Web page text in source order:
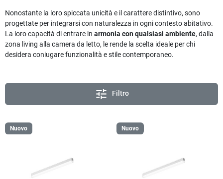
Nonostante la loro spiccata unicità e il carattere distintivo, sono
progettate per integrarsi con naturalezza in ogni contesto abitativo.
La loro capacità di entrare in armonia con qualsiasi ambiente, dalla
zona living alla camera da letto, le rende la scelta ideale per chi
desidera coniugare funzionalità e stile contemporaneo.
tune Filtro
Nuovo Nuovo